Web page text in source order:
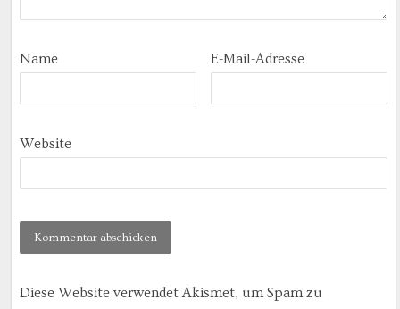
Name E-Mail-Adresse
Website
Diese Website verwendet Akismet, um Spam zu